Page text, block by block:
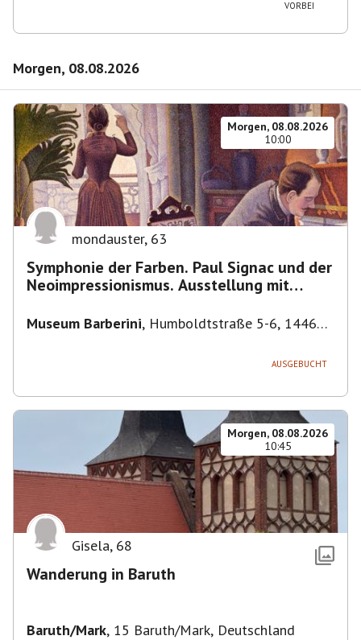
VORBEI
Morgen, 08.08.2026
Morgen, 08.08.2026
10:00
mondauster, 63
Symphonie der Farben. Paul Signac und der
Neoimpressionismus. Ausstellung mit
Museum Barberini, Humboldtstraße 5-6, 14467
AUSGEBUCHT
Morgen, 08.08.2026
10:45
Gisela, 68
Wanderung in Baruth
Baruth/Mark, 15 Baruth/Mark, Deutschland